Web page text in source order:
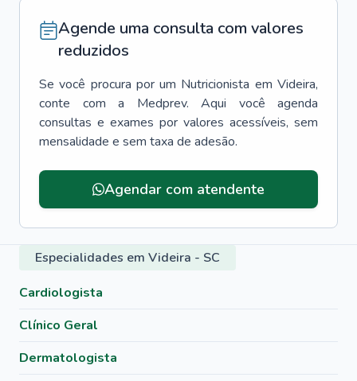
Agende uma consulta com valores
reduzidos
Se você procura por um Nutricionista em Videira,
conte com a Medprev. Aqui você agenda
consultas e exames por valores acessíveis, sem
mensalidade e sem taxa de adesão.
Agendar com atendente
Especialidades em Videira - SC
Cardiologista
Clínico Geral
Dermatologista